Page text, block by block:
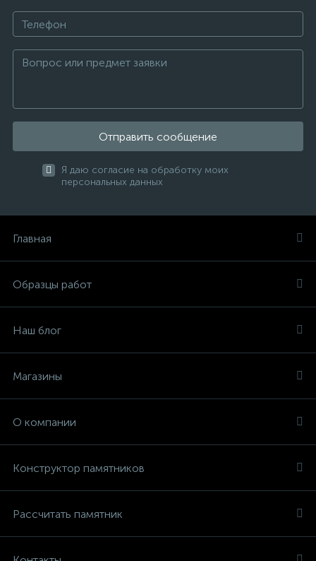
Отправить сообщение
Я даю согласие на обработку моих
персональных данных
Главная
Образцы работ
Наш блог
Магазины
О компании
Конструктор памятников
Рассчитать памятник